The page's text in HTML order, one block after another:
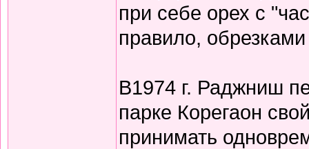
при себе орех с
правило,
В1974 г. Раджниш
парке Корегаон
принимать